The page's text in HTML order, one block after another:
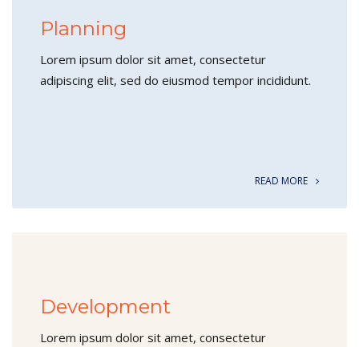
Planning
Lorem ipsum dolor sit amet, consectetur
adipiscing elit, sed do eiusmod tempor incididunt.
READ MORE
Development
Lorem ipsum dolor sit amet, consectetur